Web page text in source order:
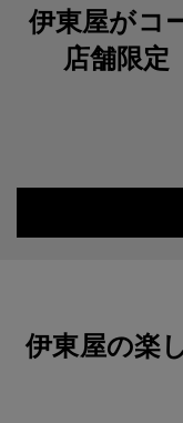
伊東屋がコ
店舗限
伊東屋の楽